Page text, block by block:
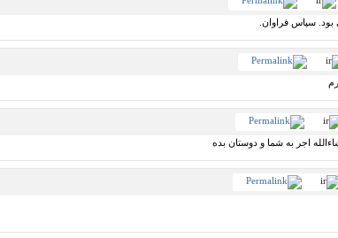
سپاس فراوان.
اجر به شما و دوستان بده